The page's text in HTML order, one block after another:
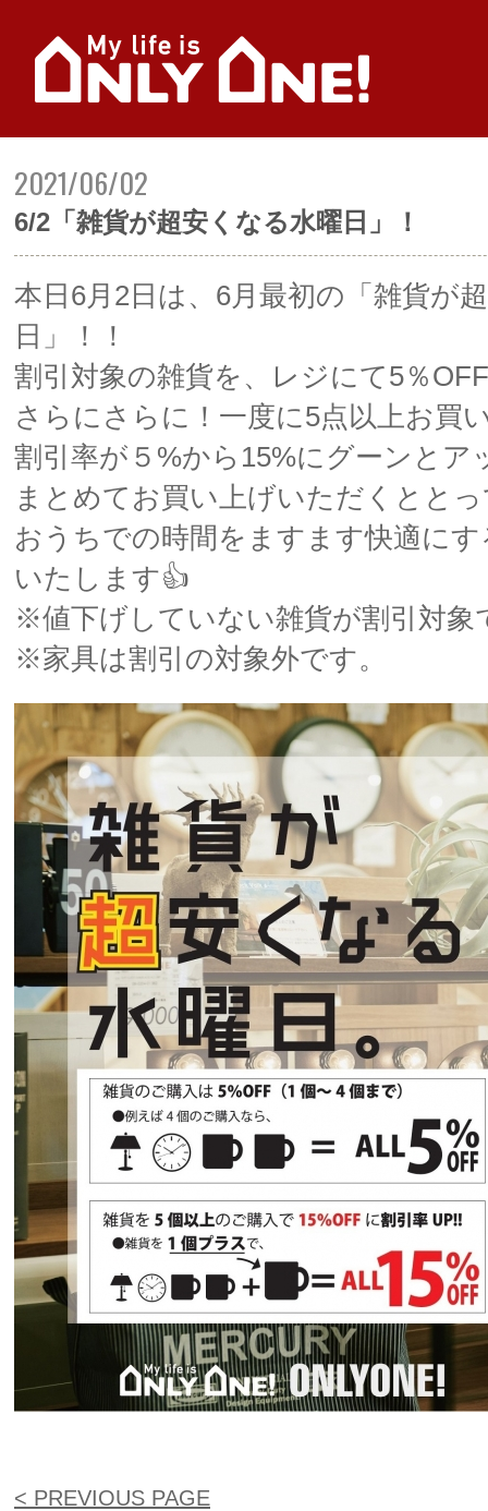
2021/06/02
6/2「雑貨が超安くなる水曜日」！
本日6月2日は、6月最初の「雑貨が
日」！！
割引対象の雑貨を、レジにて5％
さらにさらに！一度に5点以上お買
割引率が５%から15%にグーンとア
まとめてお買い上げいただくとと
おうちでの時間をますます快適に
いたします👍
※値下げしていない雑貨が割引対象
※家具は割引の対象外です。
< PREVIOUS PAGE